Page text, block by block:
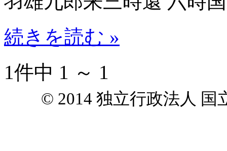
続きを読む »
1件中 1 ～ 1
© 2014 独立行政法人 国